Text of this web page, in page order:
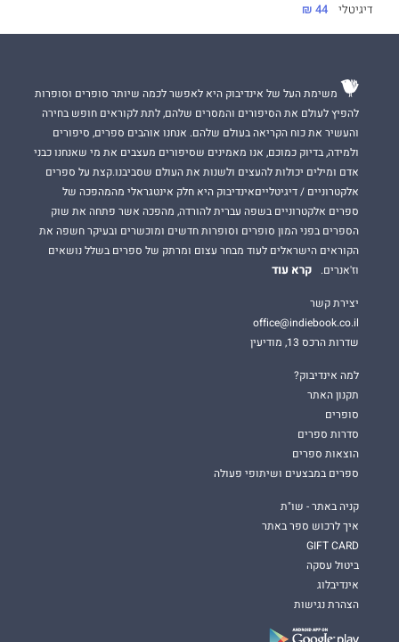
דיגיטלי 44 ₪
משימת העל של אינדיבוק היא לאפשר לכמה שיותר סופרים וסופרות
להפיץ לעולם את הסיפורים והמסרים שלהם, לתת לקוראים חופש בחירה
והעשיר את כוח הקריאה בעולם שלהם. אנחנו אוהבים ספרים, סיפורים
ולמידה, בדיוק כמוכם, אנו מאמינים שסיפורים מעצבים את מי שאנחנו כבני
אדם ומילים יכולות להעצים ולשנות את העולם שסביבנו.קצת על ספרים
אלקטרוניים / דיגיטלייםאינדיבוק היא חלק אינטגראלי מהמהפכה של
ספרים אלקטרוניים בשפה עברית להורדה, מהפכה אשר פתחה את שוק
הספרים בפני המון סופרים וסופרות חדשים ומוכשרים ובעיקר חשפה את
הקוראים הישראלים לעוד מבחר עצום ומרתק של ספרים בשלל נושאים
וז'אנרים.
קרא עוד
יצירת קשר
office@indiebook.co.il
שדרות הרכס 13, מודיעין
למה אינדיבוק?
תקנון האתר
סופרים
סדרות ספרים
הוצאות ספרים
ספרים במבצעים ושיתופי פעולה
קניה באתר - שו"ת
איך לרכוש ספר באתר
GIFT CARD
ביטול עסקה
אינדיבלוג
הצהרת נגישות